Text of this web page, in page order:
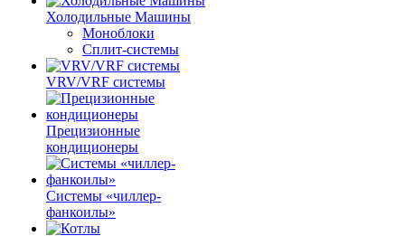
Холодильные Машины
Моноблоки
Сплит-системы
VRV/VRF системы
Прецизионные
кондиционеры
Системы «чиллер-
фанкоилы»